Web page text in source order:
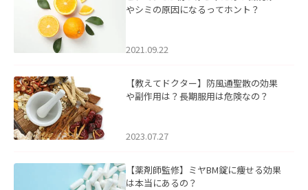
やシミの原因になるってホント？
2021.09.22
【教えてドクター】防風通聖散の効果
や副作用は？長期服用は危険なの？
2023.07.27
【薬剤師監修】ミヤBM錠に痩せる効果
は本当にあるの？